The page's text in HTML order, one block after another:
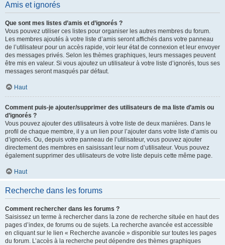
Amis et ignorés
Que sont mes listes d’amis et d’ignorés ?
Vous pouvez utiliser ces listes pour organiser les autres membres du forum.
Les membres ajoutés à votre liste d’amis seront affichés dans votre panneau
de l’utilisateur pour un accès rapide, voir leur état de connexion et leur envoyer
des messages privés. Selon les thèmes graphiques, leurs messages peuvent
être mis en valeur. Si vous ajoutez un utilisateur à votre liste d’ignorés, tous ses
messages seront masqués par défaut.
Haut
Comment puis-je ajouter/supprimer des utilisateurs de ma liste d’amis ou
d’ignorés ?
Vous pouvez ajouter des utilisateurs à votre liste de deux manières. Dans le
profil de chaque membre, il y a un lien pour l’ajouter dans votre liste d’amis ou
d’ignorés. Ou, depuis votre panneau de l’utilisateur, vous pouvez ajouter
directement des membres en saisissant leur nom d’utilisateur. Vous pouvez
également supprimer des utilisateurs de votre liste depuis cette même page.
Haut
Recherche dans les forums
Comment rechercher dans les forums ?
Saisissez un terme à rechercher dans la zone de recherche située en haut des
pages d’index, de forums ou de sujets. La recherche avancée est accessible
en cliquant sur le lien « Recherche avancée » disponible sur toutes les pages
du forum. L’accès à la recherche peut dépendre des thèmes graphiques